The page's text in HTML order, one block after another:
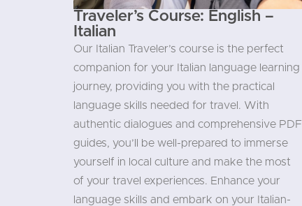
Traveler’s Course: English –
Italian
Our Italian Traveler’s course is the perfect
companion for your Italian language learning
journey, providing you with the practical
language skills needed for travel. With
authentic dialogues and comprehensive PDF
guides, you’ll be well-prepared to immerse
yourself in local culture and make the most
of your travel experiences. Enhance your
language skills and embark on your Italian-